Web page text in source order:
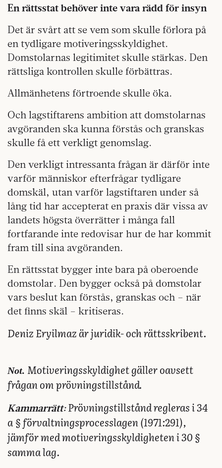
En rättsstat behöver inte vara rädd för insyn
Det är svårt att se vem som skulle förlora på
en tydligare motiveringsskyldighet.
Domstolarnas legitimitet skulle stärkas. Den
rättsliga kontrollen skulle förbättras.
Allmänhetens förtroende skulle öka.
Och lagstiftarens ambition att domstolarnas
avgöranden ska kunna förstås och granskas
skulle få ett verkligt genomslag.
Den verkligt intressanta frågan är därför inte
varför människor efterfrågar tydligare
domskäl, utan varför lagstiftaren under så
lång tid har accepterat en praxis där vissa av
landets högsta överrätter i många fall
fortfarande inte redovisar hur de har kommit
fram till sina avgöranden.
En rättsstat bygger inte bara på oberoende
domstolar. Den bygger också på domstolar
vars beslut kan förstås, granskas och – när
det finns skäl – kritiseras.
Deniz Eryilmaz är juridik- och rättsskribent.
Not. Motiveringsskyldighet gäller oavsett
frågan om prövningstillstånd.
Kammarrätt:Prövningstillstånd regleras i 34
a § förvaltningsprocesslagen (1971:291),
jämför med motiveringsskyldigheten i 30 §
samma lag.